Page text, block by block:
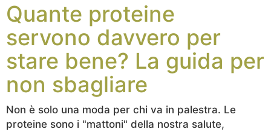
Quante proteine
servono davvero per
stare bene? La guida per
non sbagliare
Non è solo una moda per chi va in palestra. Le
proteine sono i "mattoni" della nostra salute,